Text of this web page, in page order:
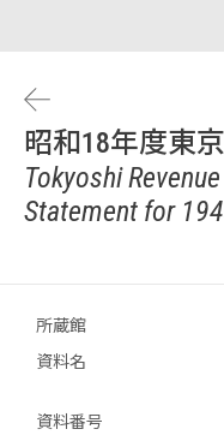
昭和18年度東
Tokyoshi
Statement for
所蔵館
資料名
資料番号